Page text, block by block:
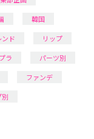
韓国
ンド
リップ
ラ
パーツ別
ファンデ
別